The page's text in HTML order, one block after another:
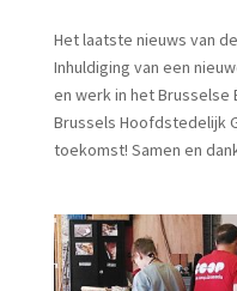
Het laatste nieuws van
Inhuldiging van een
en werk in het
Brussels Hoofdstedelijk
toekomst! Samen en